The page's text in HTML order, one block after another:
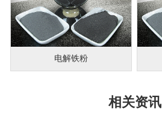
电解铁粉
相关资讯